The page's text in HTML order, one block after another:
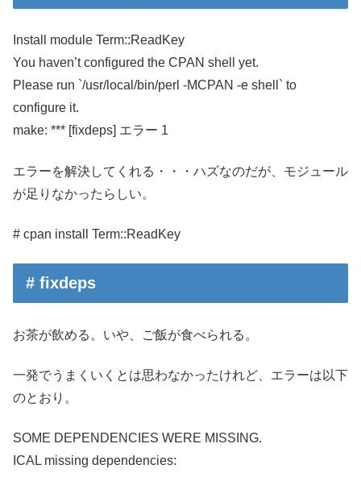
Install module Term::ReadKey
You haven’t configured the CPAN shell yet.
Please run `/usr/local/bin/perl -MCPAN -e shell` to
configure it.
make: *** [fixdeps] エラー 1
エラーを解決してくれる・・・ハズなのだが、モジュール
が足りなかったらしい。
# cpan install Term::ReadKey
# fixdeps
お茶が飲める。いや、ご飯が食べられる。
一発でうまくいくとは思わなかったけれど、エラーは以下
のとおり。
SOME DEPENDENCIES WERE MISSING.
ICAL missing dependencies: